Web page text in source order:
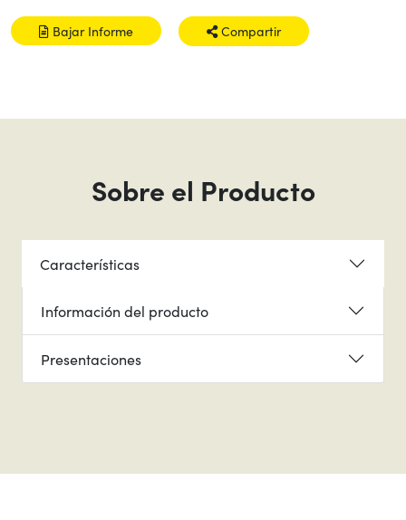
Bajar Informe Compartir
Sobre el Producto
Características
Información del producto
Presentaciones